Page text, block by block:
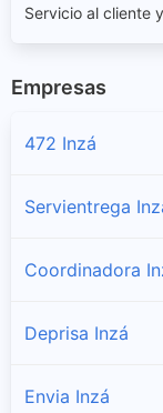
Servicio al cliente
Empresas
472 Inzá
Servientrega
Coordinadora
Deprisa Inzá
Envia Inzá